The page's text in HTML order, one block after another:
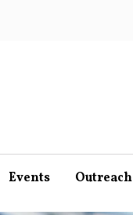
Events Outreach